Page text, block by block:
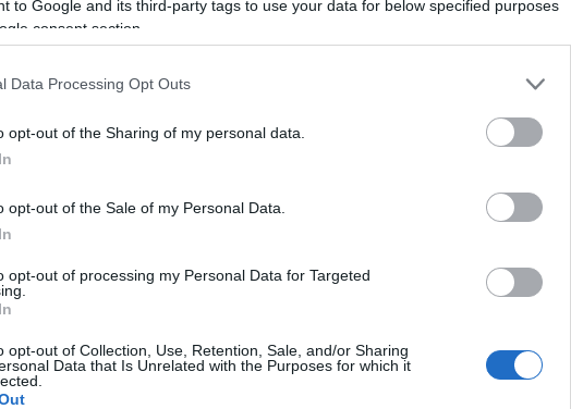
to Google and its third-party tags to use your data for below specified purposes
consent section.
Data Processing Opt Outs
opt-out of the Sharing of my personal data.
opt-out of the Sale of my Personal Data.
opt-out of processing my Personal Data for Targeted
opt-out of Collection, Use, Retention, Sale, and/or Sharing
Data that Is Unrelated with the Purposes for which it
«Ένα
από
ως την